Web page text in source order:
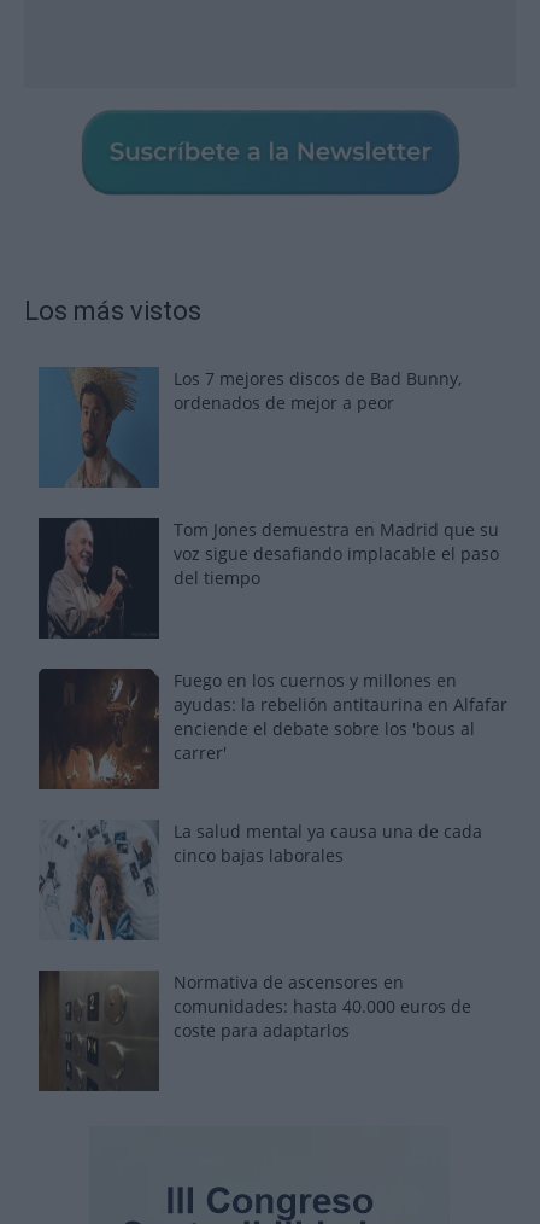
Los más vistos
Los 7 mejores discos de Bad Bunny,
ordenados de mejor a peor
Tom Jones demuestra en Madrid que su
voz sigue desafiando implacable el paso
del tiempo
Fuego en los cuernos y millones en
ayudas: la rebelión antitaurina en Alfafar
enciende el debate sobre los 'bous al
carrer'
La salud mental ya causa una de cada
cinco bajas laborales
Normativa de ascensores en
comunidades: hasta 40.000 euros de
coste para adaptarlos